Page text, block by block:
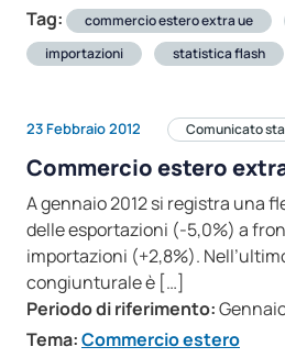
Tag:
commercio estero extra ue
importazioni
statistica flash
23 Febbraio 2012 Comunicato
Commercio estero
A gennaio 2012 si registra una
delle esportazioni (-5,0%) a
importazioni (+2,8%).
congiunturale è […]
Periodo di riferimento:
Tema:Commercio estero